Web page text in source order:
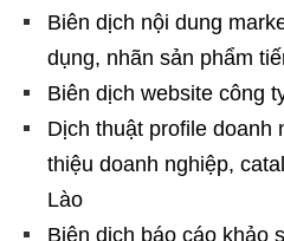
Biên dịch nội dung
dụng, nhãn sản phẩm
Biên dịch website công
Dịch thuật profile doanh
thiệu doanh nghiệp,
Lào
Biên dịch báo cáo khảo